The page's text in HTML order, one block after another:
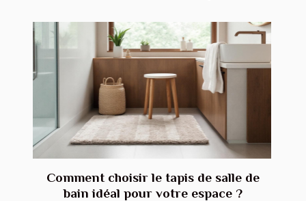
Comment choisir le tapis de salle de
bain idéal pour votre espace ?